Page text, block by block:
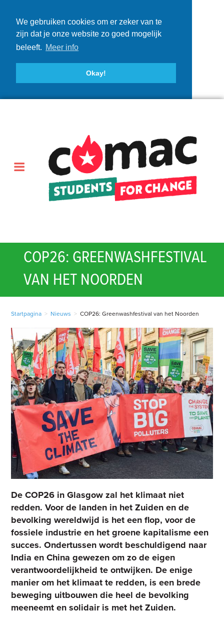
We gebruiken cookies om er zeker van te
zijn dat je onze website zo goed mogelijk
beleeft. Meer info
Okay!
COP26: GREENWASHFESTIVAL
VAN HET NOORDEN
Startpagina > Nieuws > COP26: Greenwashfestival van het Noorden
De COP26 in Glasgow zal het klimaat niet
redden. Voor de landen in het Zuiden en de
bevolking wereldwijd is het een flop, voor de
fossiele industrie en het groene kapitalisme een
succes. Ondertussen wordt beschuldigend naar
India en China gewezen om zo de eigen
verantwoordelijkheid te ontwijken. De enige
manier om het klimaat te redden, is een brede
beweging uitbouwen die heel de bevolking
meeneemt en solidair is met het Zuiden.